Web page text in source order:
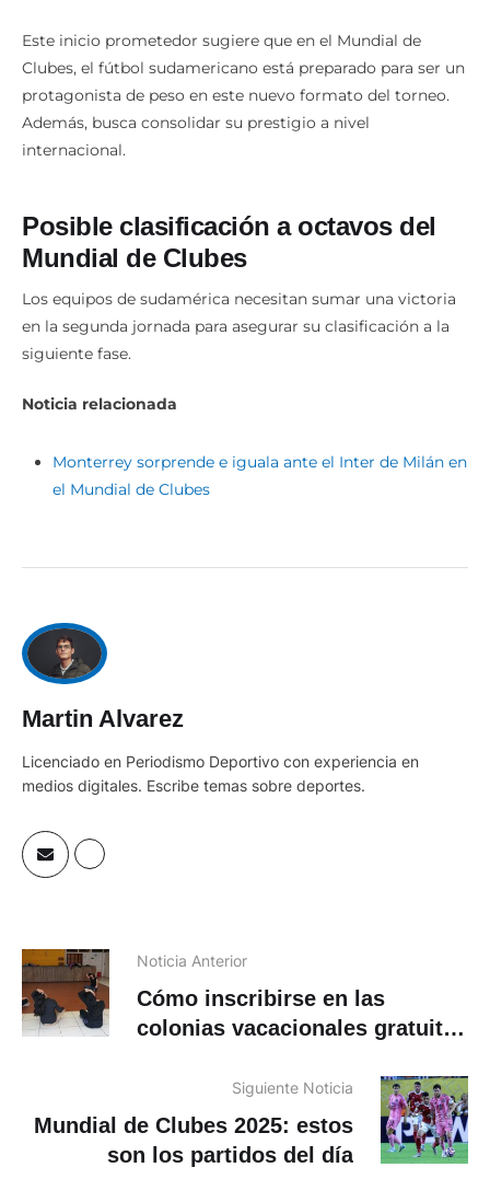
Este inicio prometedor sugiere que en el Mundial de
Clubes, el fútbol sudamericano está preparado para ser un
protagonista de peso en este nuevo formato del torneo.
Además, busca consolidar su prestigio a nivel
internacional.
Posible clasificación a octavos del
Mundial de Clubes
Los equipos de sudamérica necesitan sumar una victoria
en la segunda jornada para asegurar su clasificación a la
siguiente fase.
Noticia relacionada
Monterrey sorprende e iguala ante el Inter de Milán en
el Mundial de Clubes
Martin Alvarez
Licenciado en Periodismo Deportivo con experiencia en
medios digitales. Escribe temas sobre deportes.
Noticia Anterior
Cómo inscribirse en las
colonias vacacionales gratuitas
del AzuaySiguiente Noticia
Mundial de Clubes 2025: estos
son los partidos del día